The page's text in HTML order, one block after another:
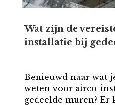
Wat zijn de
installatie bij
Benieuwd naar wat
weten voor airco-
gedeelde muren? Er